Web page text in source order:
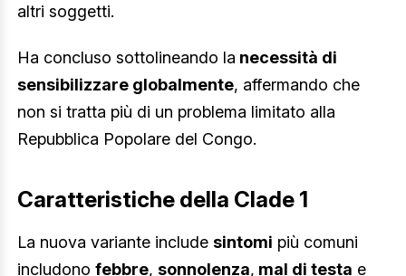
altri soggetti.
Ha concluso sottolineando la necessità di
sensibilizzare globalmente, affermando che
non si tratta più di un problema limitato alla
Repubblica Popolare del Congo.
Caratteristiche della Clade 1
La nuova variante include sintomi più comuni
includono febbre, sonnolenza, mal di testa e